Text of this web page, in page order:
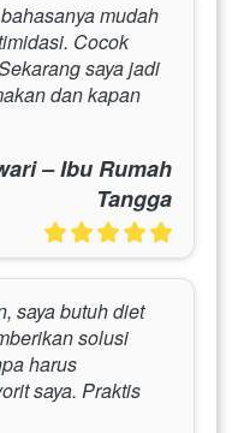
mudah
Cocok
saya jadi
dan kapan
– Ibu Rumah
Tangga
saya butuh diet
solusi
harus
saya. Praktis